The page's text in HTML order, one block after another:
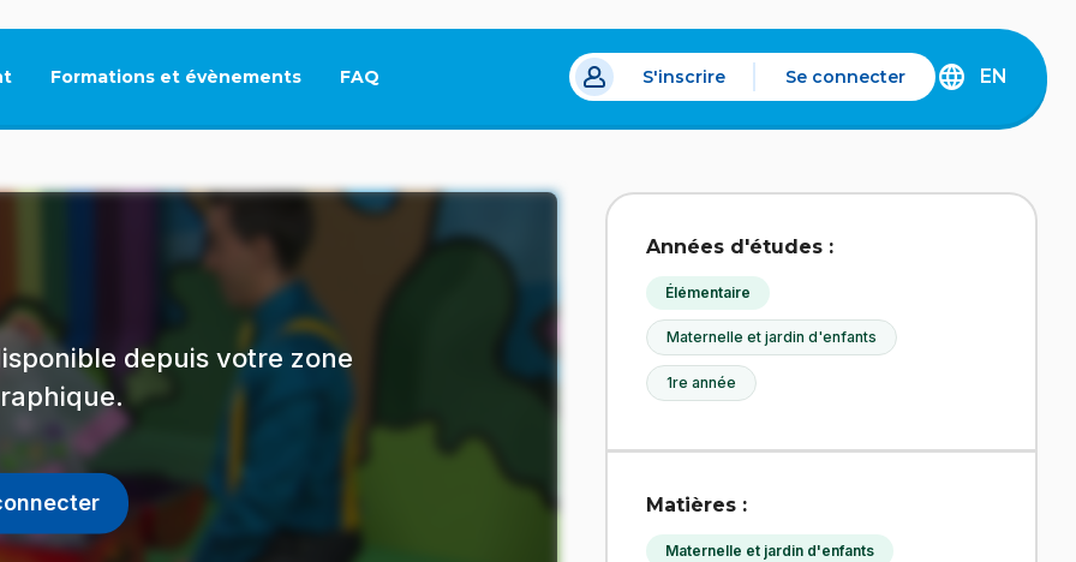
Formations et évènements FAQ
Ce lien s'ouvrira dans un nouvel onglet.
S'inscrire Se connecter
DISCOVER
EN
depuis votre zone
Années d'études :
Élémentaire
Maternelle et jardin d'enfants
1re année
Matières :
Maternelle et jardin d'enfants